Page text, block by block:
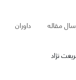
مقاله داوران
نژاد